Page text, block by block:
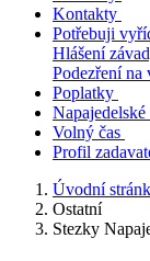
Kontakty
Potřebuji
Hlášení
Podezření na
Poplatky
Volný čas
Profil
Úvodní
Ostatní
Stezky